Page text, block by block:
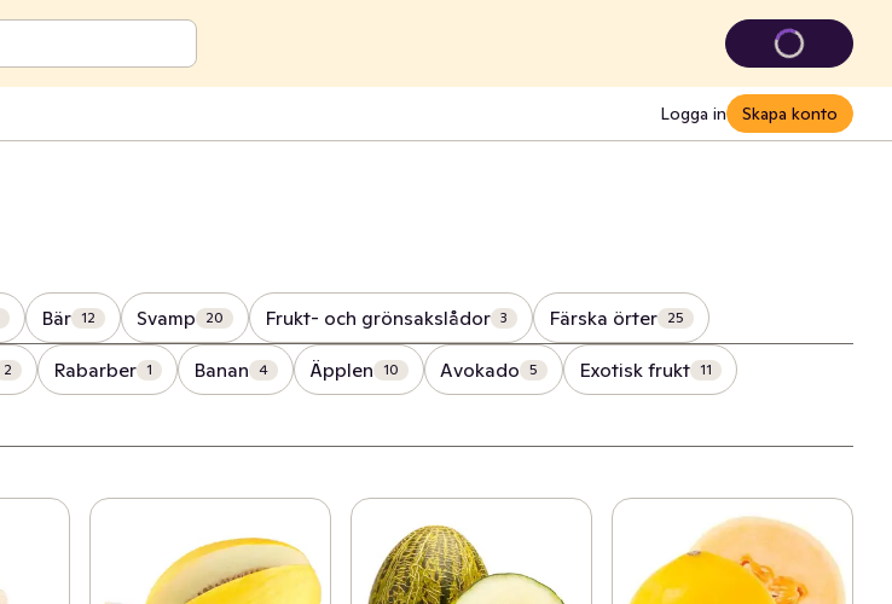
Logga in Skapa konto
Bär 12 Svamp 20 Frukt- och grönsakslådor 3 Färska örter 25
2 Rabarber 1 Banan 4 Äpplen 10 Avokado 5 Exotisk frukt 11